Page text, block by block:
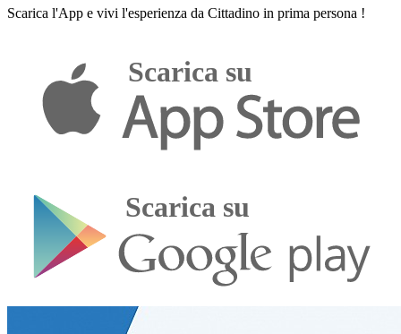
Scarica l'App e vivi l'esperienza da Cittadino in prima persona !